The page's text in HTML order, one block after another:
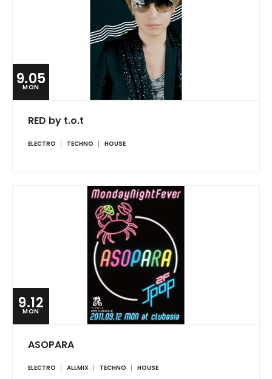
9.05
MON
RED by t.o.t
ELECTRO TECHNO HOUSE
9.12
MON
ASOPARA
ELECTRO ALLMIX TECHNO HOUSE